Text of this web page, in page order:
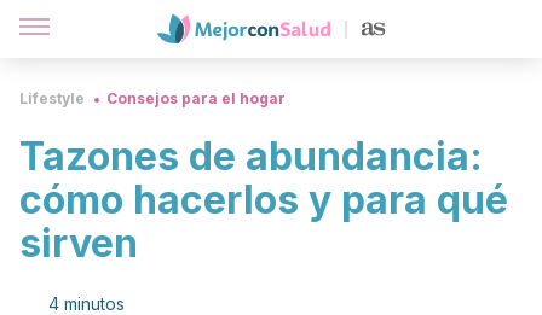
Lifestyle Consejos para el hogar
Tazones de abundancia:
cómo hacerlos y para qué
sirven
4 minutos